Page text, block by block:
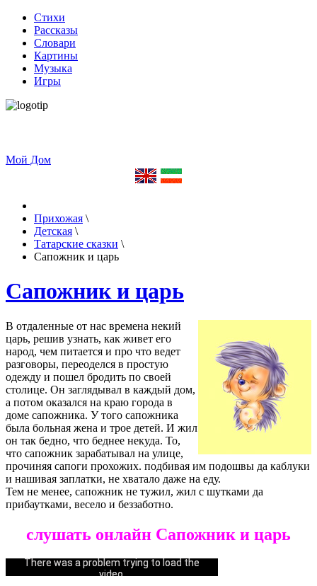
Стихи
Рассказы
Словари
Картины
Музыка
Игры
Мой Дом
Прихожая \
Детская \
Татарские сказки \
Сапожник и царь
Сапожник и царь
В отдаленные от нас времена некий
царь, решив узнать, как живет его
народ, чем питается и про что ведет
разговоры, переоделся в простую
одежду и пошел бродить по своей
столице. Он заглядывал в каждый дом,
а потом оказался на краю города в
доме сапожника. У того сапожника
была больная жена и трое детей. И жил
он так бедно, что беднее некуда. То,
что сапожник зарабатывал на улице,
прочиняя сапоги прохожих. подбивая им подошвы да каблуки
и нашивая заплатки, не хватало даже на еду.
Тем не менее, сапожник не тужил, жил с шутками да
прибаутками, весело и беззаботно.
слушать онлайн Сапожник и царь
There was a problem trying to load the
video.